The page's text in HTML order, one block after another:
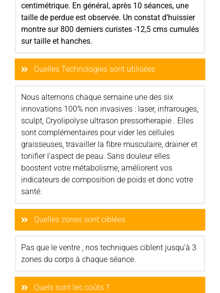
centimétrique. En général, après 10 séances, une
taille de perdue est observée. Un constat d’huissier
montre sur 800 derniers curistes -12,5 cms cumulés
sur taille et hanches.
Quelles Technologies sont utilisées
Nous alternons chaque semaine une des six
innovations 100% non invasives : laser, infrarouges,
sculpt, Cryolipolyse ultrason pressorherapie . Elles
sont complémentaires pour vider les cellules
graisseuses, travailler la fibre musculaire, drainer et
tonifier l’aspect de peau. Sans douleur elles
boostent votre métabolisme, améliorent vos
indicateurs de composition de poids et donc votre
santé.
Quelles zones sont ciblées
Pas que le ventre , nos techniques ciblent jusqu’à 3
zones du corps à chaque séance.
Quels sont les coûts ?